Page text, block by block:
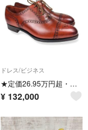
ドレス/ビジネス
★定価26.95万円超・激レア・新品未使用★ エドワードグリーン カドガン CADOGAN オールドローズ 202ラスト サイズ7
¥ 132,000